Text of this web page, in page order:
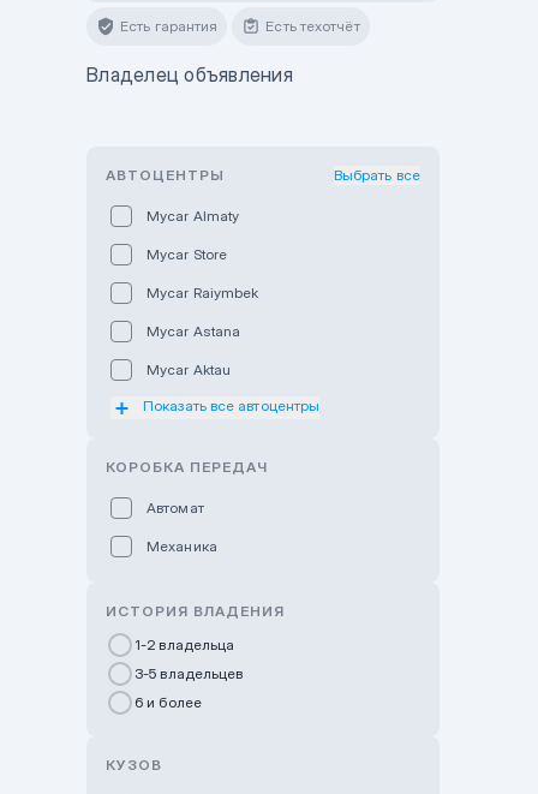
Есть гарантия Есть техотчёт
Владелец объявления
АВТОЦЕНТРЫ Выбрать все
Mycar Almaty
Mycar Store
Mycar Raiymbek
Mycar Astana
Mycar Aktau
Mycar Uralsk
GWM Nurly Zhol
Chery Astana
Показать все автоцентры
КОРОБКА ПЕРЕДАЧ
Автомат
Механика
ИСТОРИЯ ВЛАДЕНИЯ
1-2 владельца
3-5 владельцев
6 и более
КУЗОВ